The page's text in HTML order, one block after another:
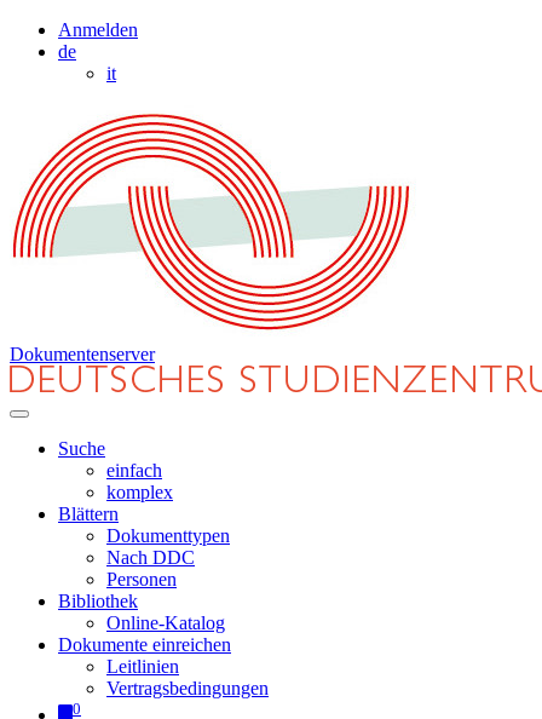
Anmelden
de
it
Dokumentenserver
Suche
einfach
komplex
Blättern
Dokumenttypen
Nach DDC
Personen
Bibliothek
Online-Katalog
Dokumente einreichen
Leitlinien
Vertragsbedingungen
0